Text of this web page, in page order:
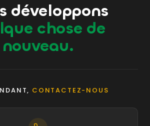
développons
chose de
nouveau.
CONTACTEZ-NOUS